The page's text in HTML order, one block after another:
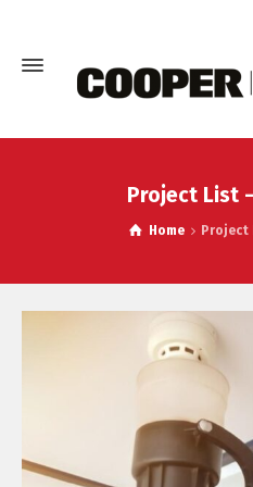
Project List
Home Project